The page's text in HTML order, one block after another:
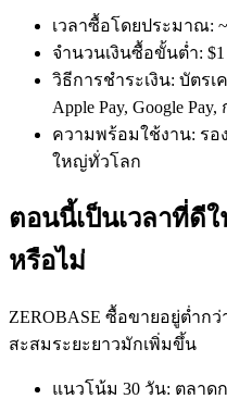
TradFi
อนุพันธ์ของหุ้น ฟอเร็
ฟิวเจอร์ส USDC
เวลาซื้อโดยประมาณ:
จำนวนเงินซื้อขั้นต่ำ: $1
วิธีการชำระเงิน: บัตรเ
Apple Pay, Google
ความพร้อมใช้งาน: รอ
ใหญ่ทั่วโลก
ตอนนี้เป็นเวลาที่ดี
หรือไม่
ZEROBASE ซื้อขายอยู่ต่ำก
สะสมระยะยาวมักเพิ่มขึ้น
แนวโน้ม 30 วัน: ตลาด